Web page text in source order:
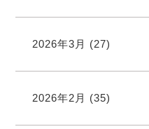
2026年3月 (27)
2026年2月 (35)